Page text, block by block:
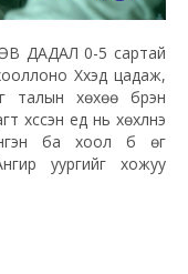
ДАДАЛ 0-5 сартай
Хүүхэд цадаж,
талын хөхөө бүрэн
үед нь хөхүүлнэ
ба хоол бүү өг
уургийг хожуу